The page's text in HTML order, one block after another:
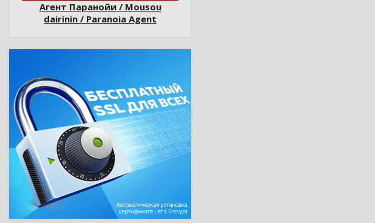
Агент Паранойи / Mousou
dairinin / Paranoia Agent